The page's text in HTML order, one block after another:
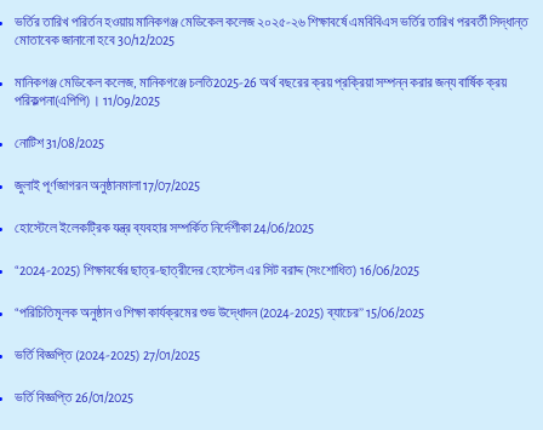
ভর্তির তারিখ পরির্তন হওয়ায় মানিকগঞ্জ মেডিকেল কলেজ ২০২৫-২৬ শিক্ষাবর্ষে এমবিবিএস ভর্তির তারিখ পরবর্তী সিদ্ধান্ত
মোতাবেক জানানো হবে30/12/2025
মানিকগঞ্জ মেডিকেল কলেজ, মানিকগঞ্জে চলতি2025-26 অর্থ বছরের ক্রয় প্রক্রিয়া সম্পন্ন করার জন্য বার্ষিক ক্রয়
পরিকল্পনা(এপিপি)। 11/09/2025
নোটিশ31/08/2025
জুলাই পূর্ণজাগরন অনুষ্ঠানমালা17/07/2025
হোস্টেলে ইলেকট্রিক যন্ত্র ব্যবহার সম্পর্কিত নির্দেশীকা24/06/2025
“2024-2025) শিক্ষাবর্ষের ছাত্র-ছাত্রীদের হোস্টেল এর সিট বরাদ্দ (সংশোধিত) 16/06/2025
“পরিচিতিমূলক অনুষ্ঠান ও শিক্ষা কার্যক্রমের শুভ উদ্ধোদন (2024-2025) ব্যাচের’’15/06/2025
ভর্তি বিজ্ঞপ্তি (2024-2025) 27/01/2025
ভর্তি বিজ্ঞপ্তি26/01/2025